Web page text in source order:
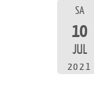
SA
10
JUL
2021